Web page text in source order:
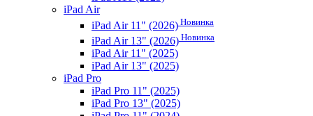
iPad Air
iPad Air 11" (2026) Новинка
iPad Air 13" (2026) Новинка
iPad Air 11" (2025)
iPad Air 13" (2025)
iPad Pro
iPad Pro 11" (2025)
iPad Pro 13" (2025)